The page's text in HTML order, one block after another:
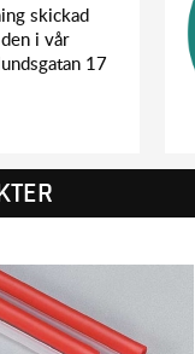
skickad
i vår
17